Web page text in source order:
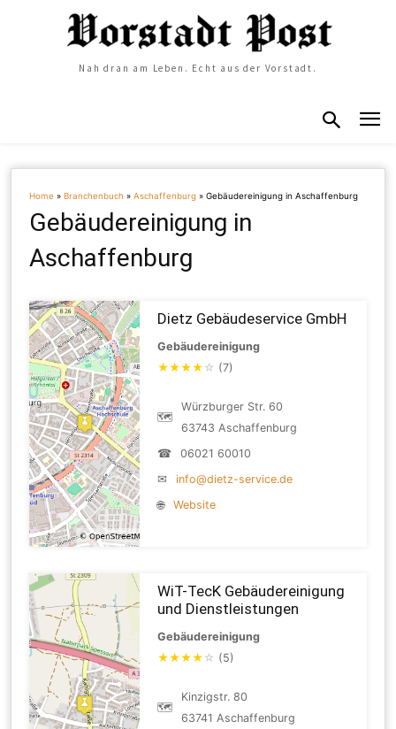
Nah dran am Leben. Echt aus der Vorstadt.
Home »Branchenbuch »Aschaffenburg »Gebäudereinigung in Aschaffenburg
Gebäudereinigung in
Aschaffenburg
Dietz Gebäudeservice GmbH
Gebäudereinigung
★★★★ ☆ (7)
🗺
Würzburger Str. 60
63743 Aschaffenburg
☎
06021 60010
✉
info@dietz-service.de
🌐
Website
WiT-TecK Gebäudereinigung
und Dienstleistungen
Gebäudereinigung
★★★★ ☆ (5)
🗺
Kinzigstr. 80
63741 Aschaffenburg